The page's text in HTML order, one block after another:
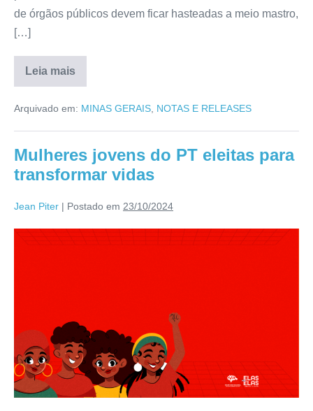
de órgãos públicos devem ficar hasteadas a meio mastro,
[…]
Leia mais
Arquivado em: MINAS GERAIS NOTAS E RELEASES
Mulheres jovens do PT eleitas para
transformar vidas
Jean Piter | Postado em 23/10/2024